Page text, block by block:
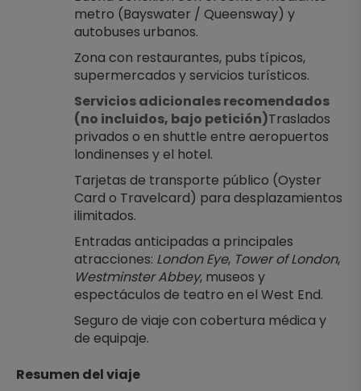
metro (Bayswater / Queensway) y
autobuses urbanos.
Zona con restaurantes, pubs típicos,
supermercados y servicios turísticos.
Servicios adicionales recomendados
(no incluidos, bajo petición)Traslados
privados o en shuttle entre aeropuertos
londinenses y el hotel.
Tarjetas de transporte público (Oyster
Card o Travelcard) para desplazamientos
ilimitados.
Entradas anticipadas a principales
atracciones: London Eye, Tower of London
Westminster Abbey, museos y
espectáculos de teatro en el West End.
Seguro de viaje con cobertura médica y
de equipaje.
Resumen del viaje